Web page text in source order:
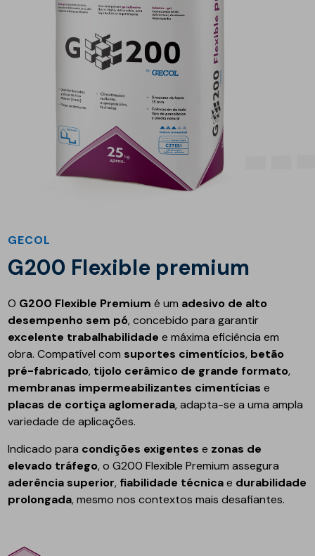
GECOL
G200 Flexible premium
O G200 Flexible Premium é um adesivo de alto
desempenho sem pó, concebido para garantir
excelente trabalhabilidade e máxima eficiência em
obra. Compatível com suportes cimentícios, betão
pré-fabricado, tijolo cerâmico de grande formato,
membranas impermeabilizantes cimentícias e
placas de cortiça aglomerada, adapta-se a uma ampla
variedade de aplicações.
Indicado para condições exigentes e zonas de
elevado tráfego, o G200 Flexible Premium assegura
aderência superior, fiabilidade técnicae durabilidade
prolongada, mesmo nos contextos mais desafiantes.